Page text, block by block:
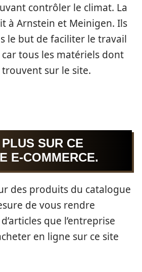
contrôler le climat. La
à Arnstein et Meinigen. Ils
le but de faciliter le travail
tous les matériels dont
sur le site.
SUR CE
E-COMMERCE.
des produits du catalogue
de vous rendre
que l’entreprise
en ligne sur ce site